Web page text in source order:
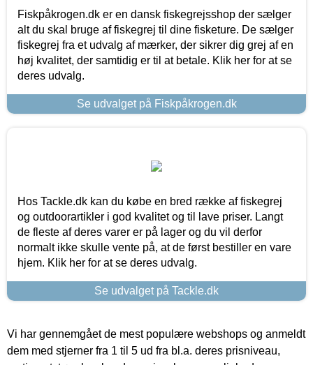
Fiskpåkrogen.dk er en dansk fiskegrejsshop der sælger
alt du skal bruge af fiskegrej til dine fisketure. De sælger
fiskegrej fra et udvalg af mærker, der sikrer dig grej af en
høj kvalitet, der samtidig er til at betale. Klik her for at se
deres udvalg.
Se udvalget på Fiskpåkrogen.dk
Hos Tackle.dk kan du købe en bred række af fiskegrej
og outdoorartikler i god kvalitet og til lave priser. Langt
de fleste af deres varer er på lager og du vil derfor
normalt ikke skulle vente på, at de først bestiller en vare
hjem. Klik her for at se deres udvalg.
Se udvalget på Tackle.dk
Vi har gennemgået de mest populære webshops og anmeldt
dem med stjerner fra 1 til 5 ud fra bl.a. deres prisniveau,